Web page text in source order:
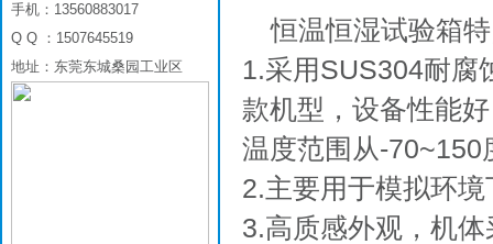
恒温恒湿试验箱
1.采用SUS304耐腐
款机型，设备性能
温度范围从-
2.主要用于模拟环
3.高质感外观，机
手机：13560883017
Q Q ：1507645519
地址：东莞东城桑园工业区